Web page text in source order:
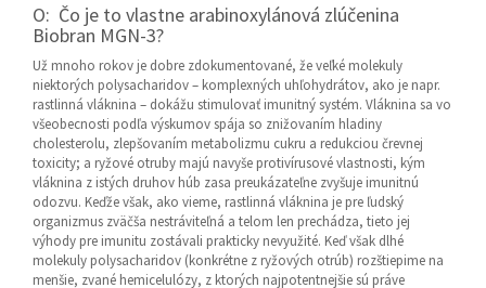
O: Čo je to vlastne arabinoxylánová zlúčenina
Biobran MGN-3?
Už mnoho rokov je dobre zdokumentované, že veľké molekuly
niektorých polysacharidov – komplexných uhľohydrátov, ako je napr.
rastlinná vláknina – dokážu stimulovať imunitný systém. Vláknina sa vo
všeobecnosti podľa výskumov spája so znižovaním hladiny
cholesterolu, zlepšovaním metabolizmu cukru a redukciou črevnej
toxicity; a ryžové otruby majú navyše protivírusové vlastnosti, kým
vláknina z istých druhov húb zasa preukázateľne zvyšuje imunitnú
odozvu. Keďže však, ako vieme, rastlinná vláknina je pre ľudský
organizmus zväčša nestráviteľná a telom len prechádza, tieto jej
výhody pre imunitu zostávali prakticky nevyužité. Keď však dlhé
molekuly polysacharidov (konkrétne z ryžových otrúb) rozštiepime na
menšie, zvané hemicelulózy, z ktorých najpotentnejšie sú práve